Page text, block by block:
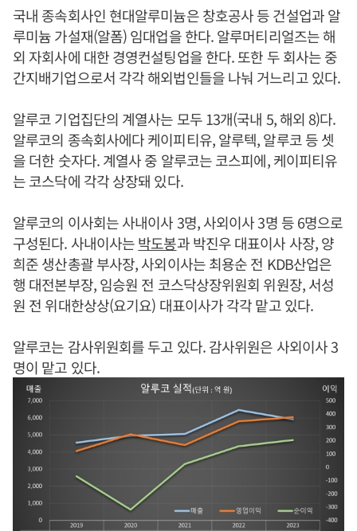
국내 종속회사인 현대알루미늄은 창호공사 등 건설업과 알
루미늄 가설재(알폼) 임대업을 한다. 알루머티리얼즈는 해
외 자회사에 대한 경영컨설팅업을 한다. 또한 두 회사는 중
간지배기업으로서 각각 해외법인들을 나눠 거느리고 있다.
알루코 기업집단의 계열사는 모두 13개(국내 5, 해외 8)다.
알루코의 종속회사에다 케이피티유, 알루텍, 알루코 등 셋
을 더한 숫자다. 계열사 중 알루코는 코스피에, 케이피티유
는 코스닥에 각각 상장돼 있다.
알루코의 이사회는 사내이사 3명, 사외이사 3명 등 6명으로
구성된다. 사내이사는박도봉과 박진우 대표이사 사장, 양
희준 생산총괄 부사장, 사외이사는 최용순 전 KDB산업은
행 대전본부장, 임승원 전 코스닥상장위원회 위원장, 서성
원 전 위대한상상(요기요) 대표이사가 각각 맡고 있다.
알루코는 감사위원회를 두고 있다. 감사위원은 사외이사 3
명이 맡고 있다.